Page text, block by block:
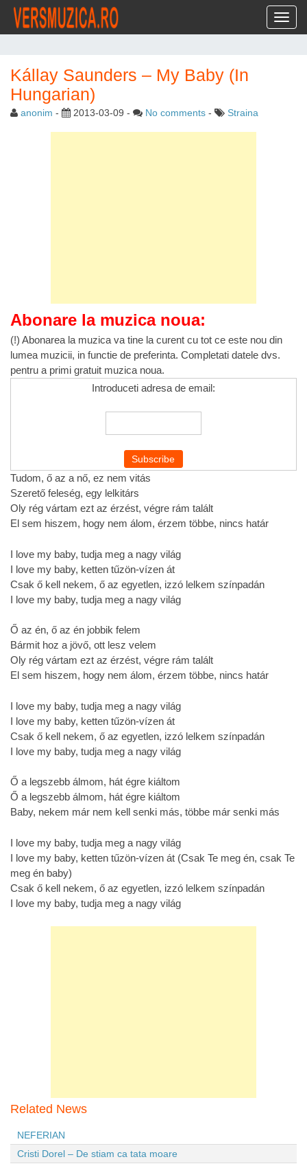
Kállay Saunders – My Baby (In
Hungarian)
anonim - 2013-03-09 - No comments - Straina
Abonare la muzica noua:
(!) Abonarea la muzica va tine la curent cu tot ce este nou din
lumea muzicii, in functie de preferinta. Completati datele dvs.
pentru a primi gratuit muzica noua.
Introduceti adresa de email:
Tudom, ő az a nő, ez nem vitás
Szerető feleség, egy lelkitárs
Oly rég vártam ezt az érzést, végre rám talált
El sem hiszem, hogy nem álom, érzem többe, nincs határ
I love my baby, tudja meg a nagy világ
I love my baby, ketten tűzön-vízen át
Csak ő kell nekem, ő az egyetlen, izzó lelkem színpadán
I love my baby, tudja meg a nagy világ
Ő az én, ő az én jobbik felem
Bármit hoz a jövő, ott lesz velem
Oly rég vártam ezt az érzést, végre rám talált
El sem hiszem, hogy nem álom, érzem többe, nincs határ
I love my baby, tudja meg a nagy világ
I love my baby, ketten tűzön-vízen át
Csak ő kell nekem, ő az egyetlen, izzó lelkem színpadán
I love my baby, tudja meg a nagy világ
Ő a legszebb álmom, hát égre kiáltom
Ő a legszebb álmom, hát égre kiáltom
Baby, nekem már nem kell senki más, többe már senki más
I love my baby, tudja meg a nagy világ
I love my baby, ketten tűzön-vízen át (Csak Te meg én, csak Te
meg én baby)
Csak ő kell nekem, ő az egyetlen, izzó lelkem színpadán
I love my baby, tudja meg a nagy világ
Related News
NEFERIAN
Cristi Dorel – De stiam ca tata moare